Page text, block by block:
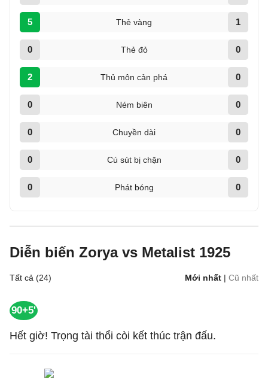
5 Thẻ vàng 1
0 Thẻ đỏ 0
2 Thủ môn cản phá 0
0 Ném biên 0
0 Chuyền dài 0
0 Cú sút bị chặn 0
0 Phát bóng 0
Diễn biến Zorya vs Metalist 1925
Tất cả (24) Mới nhất | Cũ nhất
90+5'
Hết giờ! Trọng tài thổi còi kết thúc trận đấu.